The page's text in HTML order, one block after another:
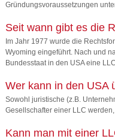
Gründungsvoraussetzungen
Seit wann gibt es die
Im Jahr 1977 wurde die
Wyoming eingeführt. Nach und
Bundesstaat in den USA eine
Wer kann in den USA
Sowohl juristische (z.B.
Gesellschafter einer LLC
Kann man mit einer